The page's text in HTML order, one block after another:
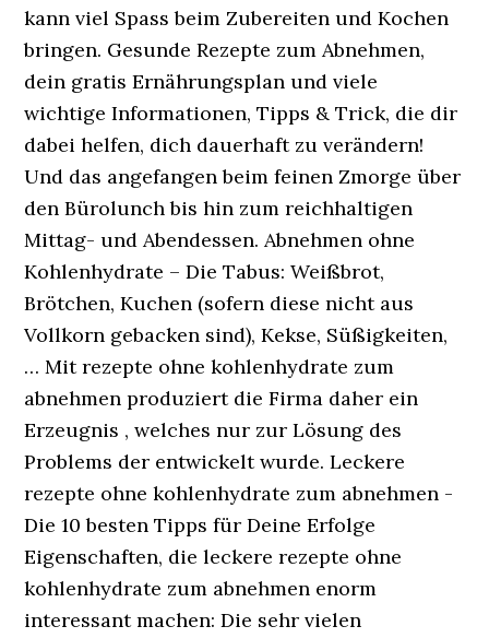
kann viel Spass beim Zubereiten und Kochen
bringen. Gesunde Rezepte zum Abnehmen,
dein gratis Ernährungsplan und viele
wichtige Informationen, Tipps & Trick, die dir
dabei helfen, dich dauerhaft zu verändern!
Und das angefangen beim feinen Zmorge über
den Bürolunch bis hin zum reichhaltigen
Mittag- und Abendessen. Abnehmen ohne
Kohlenhydrate – Die Tabus: Weißbrot,
Brötchen, Kuchen (sofern diese nicht aus
Vollkorn gebacken sind), Kekse, Süßigkeiten,
… Mit rezepte ohne kohlenhydrate zum
abnehmen produziert die Firma daher ein
Erzeugnis , welches nur zur Lösung des
Problems der entwickelt wurde. Leckere
rezepte ohne kohlenhydrate zum abnehmen -
Die 10 besten Tipps für Deine Erfolge
Eigenschaften, die leckere rezepte ohne
kohlenhydrate zum abnehmen enorm
interessant machen: Die sehr vielen